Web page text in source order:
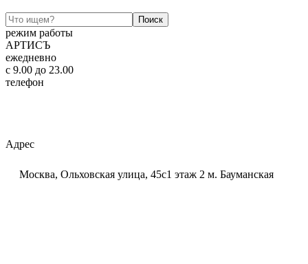
режим работы
АРТИСЪ
ежедневно
c 9.00 до 23.00
телефон
Адрес
Москва, Ольховская улица, 45с1 этаж 2 м. Бауманская